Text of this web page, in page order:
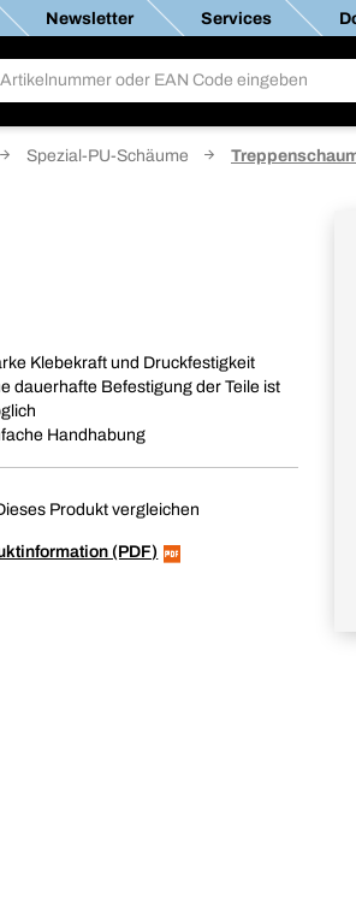
Newsletter Services
Spezial-PU-Schäume
Klebekraft und Druckfestigkeit
dauerhafte Befestigung der Teile ist
Handhabung
Produkt vergleichen
(PDF)